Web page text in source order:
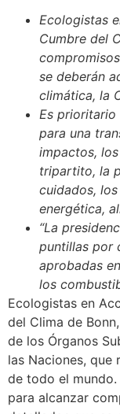
Ecologistas
Cumbre del
se deberán
climática, la
Es
para una
impactos,
tripartito, la
cuidados,
energética,
“La
puntillas por
aprobadas
los
Ecologistas en
del Clima de
de los Órganos
las Naciones, que
de todo el
para alcanzar